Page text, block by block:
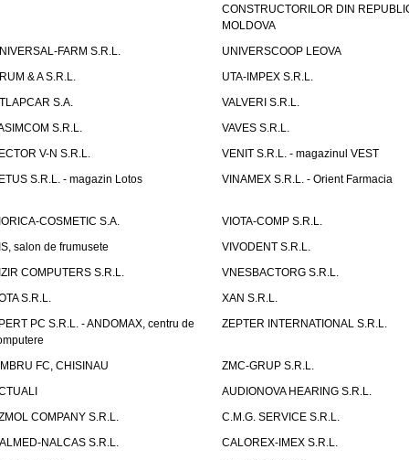
CONSTRUCTORILOR DIN
MOLDOVA
FARM S.R.L.
UNIVERSCOOP LEOVA
& A S.R.L.
UTA-IMPEX S.R.L.
S.A.
VALVERI S.R.L.
S.R.L.
VAVES S.R.L.
V-N S.R.L.
VENIT S.R.L. - magazinul VEST
S.R.L. - magazin Lotos
VINAMEX S.R.L. - Orient Farmacia
COSMETIC S.A.
VIOTA-COMP S.R.L.
salon de frumusete
VIVODENT S.R.L.
COMPUTERS S.R.L.
VNESBACTORG S.R.L.
S.R.L.
XAN S.R.L.
PC S.R.L. - ANDOMAX, centru de
ZEPTER INTERNATIONAL S.R.L.
FC, CHISINAU
ZMC-GRUP S.R.L.
AUDIONOVA HEARING S.R.L.
COMPANY S.R.L.
C.M.G. SERVICE S.R.L.
NALCAS S.R.L.
CALOREX-IMEX S.R.L.